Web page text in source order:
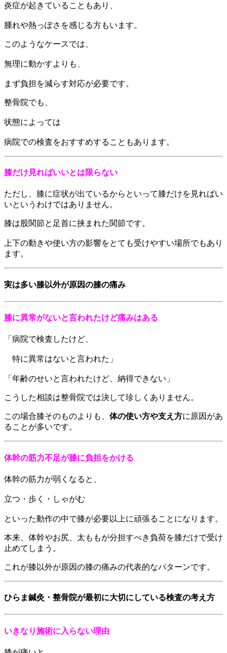
炎症が起きていることもあり、
腫れや熱っぽさを感じる方もいます。
このようなケースでは、
無理に動かすよりも、
まず負担を減らす対応が必要です。
整骨院でも、
状態によっては
病院での検査をおすすめすることもあります。
膝だけ見ればいいとは限らない
ただし、膝に症状が出ているからといって膝だけを見ればい
いというわけではありません。
膝は股関節と足首に挟まれた関節です。
上下の動きや使い方の影響をとても受けやすい場所でもあり
ます。
実は多い膝以外が原因の膝の痛み
膝に異常がないと言われたけど痛みはある
「病院で検査したけど、
特に異常はないと言われた」
「年齢のせいと言われたけど、納得できない」
こうした相談は整骨院では決して珍しくありません。
この場合膝そのものよりも、 体の使い方や支え方に原因があ
ることが多いです。
体幹の筋力不足が膝に負担をかける
体幹の筋力が弱くなると、
立つ・歩く・しゃがむ
といった動作の中で膝が必要以上に頑張ることになります。
本来、体幹やお尻、太ももが分担すべき負荷を膝だけで受け
止めてしまう。
これが膝以外が原因の膝の痛みの代表的なパターンです。
ひらま鍼灸・整骨院が最初に大切にしている検査の考え方
いきなり施術に入らない理由